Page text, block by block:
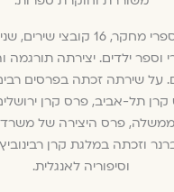
פרסמה 10 ספרי מחקר, 16 קובצי
וספר ילדים. יצירתה תורגמה
על שירתה זכתה בפרסים
תל-אביב, פרס קרן
פרס היצירה של משרד
וזכתה במלגת קרן רבינוביץ
וסיפוריה לאנגלית.